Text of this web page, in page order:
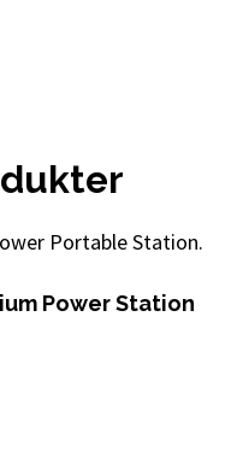
Power Station